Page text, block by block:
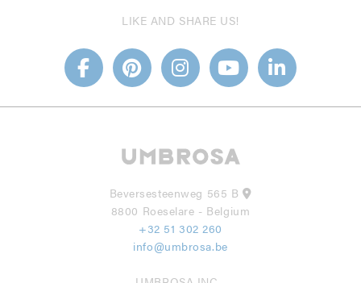
LIKE AND SHARE US!
Beversesteenweg 565 B
8800 Roeselare - Belgium
+32 51 302 260
info@umbrosa.be